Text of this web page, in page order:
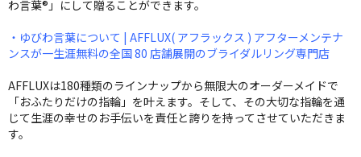
わ言葉®」にして贈ることができます。
・ゆびわ言葉について | AFFLUX( アフラックス ) アフターメンテナ
ンスが一生涯無料の全国 80 店舗展開のブライダルリング専門店
AFFLUXは180種類のラインナップから無限大のオーダーメイドで
「おふたりだけの指輪」を叶えます。そして、その大切な指輪を通
じて生涯の幸せのお手伝いを責任と誇りを持ってさせていただきま
す。